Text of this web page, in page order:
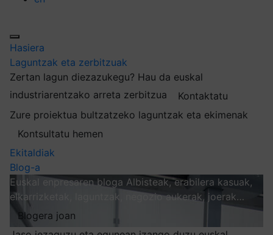
Hasiera
Laguntzak eta zerbitzuak
Zertan lagun diezazukegu? Hau da euskal
industriarentzako arreta zerbitzua
Kontaktatu
Zure proiektua bultzatzeko laguntzak eta ekimenak
Kontsultatu hemen
Ekitaldiak
Blog-a
Euskal enpresaren bloga Albisteak, erabilera kasuak,
elkarrizketak, laguntzak, negozio aukerak, joerak…
Blogera joan